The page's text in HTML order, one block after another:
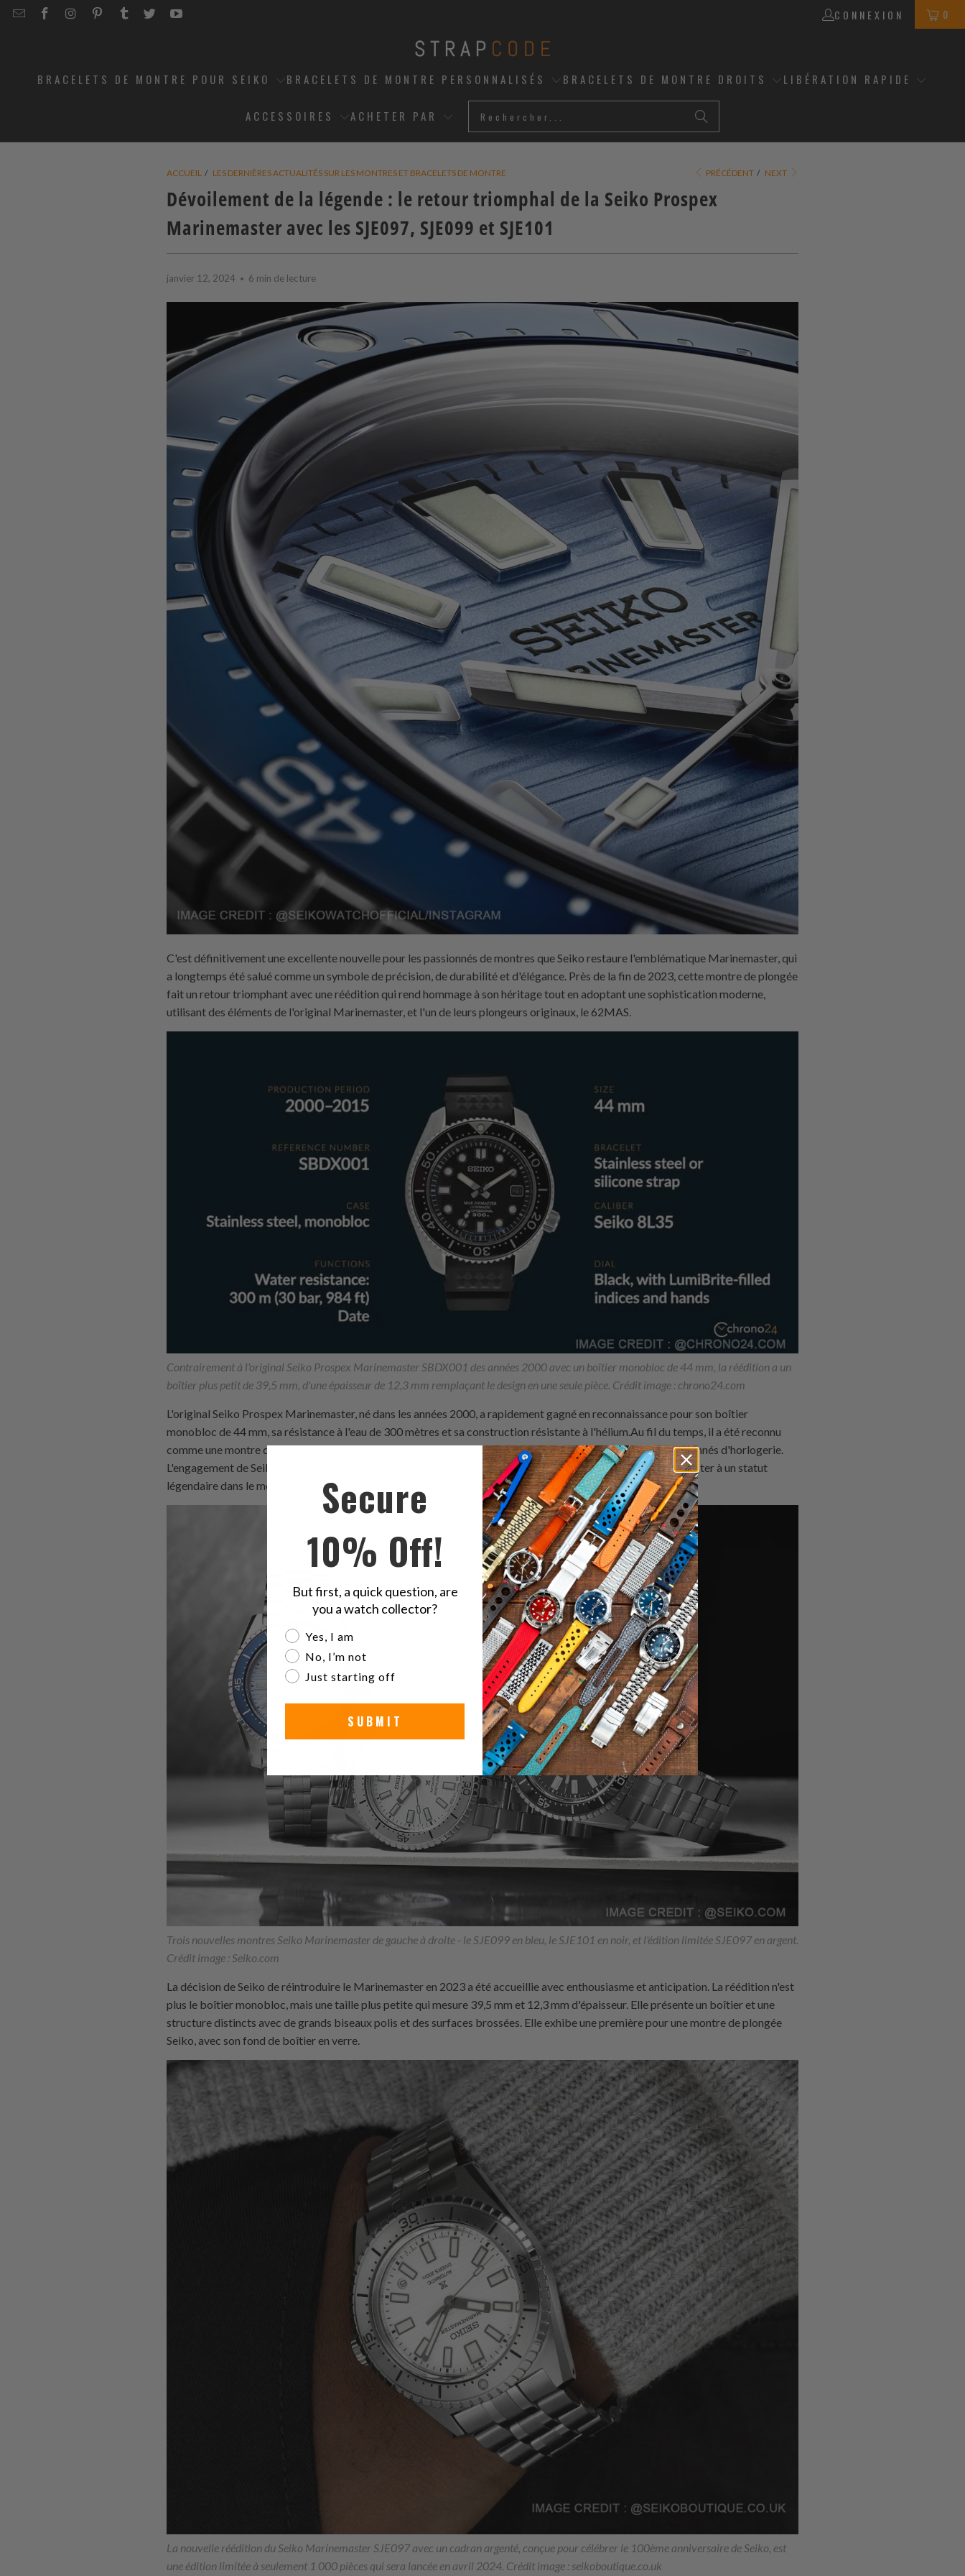
EMAILSTRAPCODE
STRAPCODE
STRAPCODE
STRAPCODE
STRAPCODE
STRAPCODE
CONNEXION 0
BRACELETS DE MONTRE POUR SEIKO BRACELETS DE MONTRE PERSONNALISÉS BRACELETS DE MONTRE DROITS LIBÉRATION RAPIDE
ACCESSOIRES ACHETER PAR
ACCUEIL / LES DERNIÈRES ACTUALITÉS SUR LES MONTRES ET BRACELETS DE MONTRE PRÉCÉDENT / NEXT
Dévoilement de la légende : le retour triomphal de la Seiko Prospex
Marinemaster avec les SJE097, SJE099 et SJE101
janvier 12, 2024 6 min de lecture
C'est définitivement une excellente nouvelle pour les passionnés de montres que Seiko restaure l'emblématique Marinemaster, qui
a longtemps été salué comme un symbole de précision, de durabilité et d'élégance. Près de la fin de 2023, cette montre de plongée
fait un retour triomphant avec une réédition qui rend hommage à son héritage tout en adoptant une sophistication moderne,
utilisant des éléments de l'original Marinemaster, et l'un de leurs plongeurs originaux, le 62MAS.
Contrairement à l'original Seiko Prospex Marinemaster SBDX001 des années 2000 avec un boîtier monobloc de 44 mm, la réédition a un
boîtier plus petit de 39,5 mm, d'une épaisseur de 12,3 mm remplaçant le design en une seule pièce. Crédit image : chrono24.com
L'original Seiko Prospex Marinemaster, né dans les années 2000, a rapidement gagné en reconnaissance pour son boîtier
monobloc de 44 mm, sa résistance à l'eau de 300 mètres et sa construction résistante à l'hélium.Au fil du temps, il a été reconnu
comme une montre de plongée professionnelle, ornant les poignets des plongeurs expérimentés et des passionnés d'horlogerie.
L'engagement de Seiko envers un savoir-faire de qualité et une technologie innovante a propulsé le Marinemaster à un statut
légendaire dans le monde horloger.
Trois nouvelles montres Seiko Marinemaster de gauche à droite - le SJE099 en bleu, le SJE101 en noir, et l'édition limitée SJE097 en argent.
Crédit image : Seiko.com
La décision de Seiko de réintroduire le Marinemaster en 2023 a été accueillie avec enthousiasme et anticipation. La réédition n'est
plus le boîtier monobloc, mais une taille plus petite qui mesure 39,5 mm et 12,3 mm d'épaisseur. Elle présente un boîtier et une
structure distincts avec de grands biseaux polis et des surfaces brossées. Elle exhibe une première pour une montre de plongée
Seiko, avec son fond de boîtier en verre.
La nouvelle réédition du Seiko Marinemaster SJE097 avec un cadran argenté, conçue pour célébrer le 100ème anniversaire de Seiko, est
une édition limitée à seulement 1 000 pièces qui sera lancée en avril 2024. Crédit image : seikoboutique.co.uk
Secure
10% Off!
But first, a quick question, are
you a watch collector?
Are you a watch collector?
Yes, I am
No, I’m not
Just starting off
SUBMIT